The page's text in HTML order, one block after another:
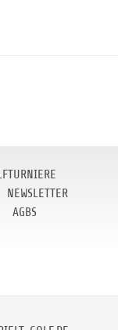
NEWSLETTER
AGBS